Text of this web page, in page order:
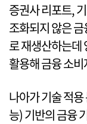
증권사 리포트,
조화되지 않은
로 재생산하는데
활용해 금융 소
나아가 기술 적
능) 기반의 금융